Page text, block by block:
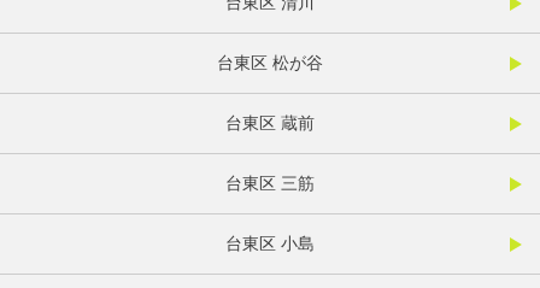
台東区 松が谷
台東区 蔵前
台東区 三筋
台東区 小島